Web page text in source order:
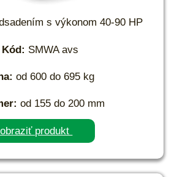
s výkonom 40-90 HP
Kód: SMWA avs
od 600 do 695 kg
od 155 do 200 mm
produkt